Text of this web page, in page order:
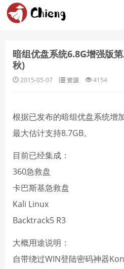
暗组优盘系统6.8G增强版
秋)
2015-05-07 资源 4154
根据已发布的暗组优盘系统增
最大估计支持8.7GB。
目前已经集成：
360急救盘
卡巴斯基急救盘
Kali Linux
Backtrack5 R3
大概用途说明：
自带绕过WIN登陆密码神器